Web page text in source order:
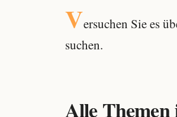
Versuchen Sie es
suchen.
Alle